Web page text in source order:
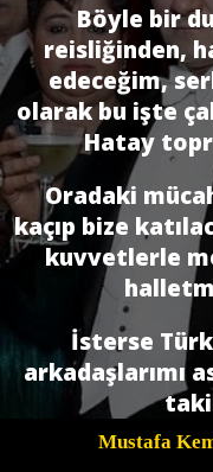
Böyle bir
reisliğinden,
edeceğim,
olarak bu işte
Hatay
Oradaki
kaçıp bize
kuvvetlerle
İsterse
arkadaşlarımı
Mustafa